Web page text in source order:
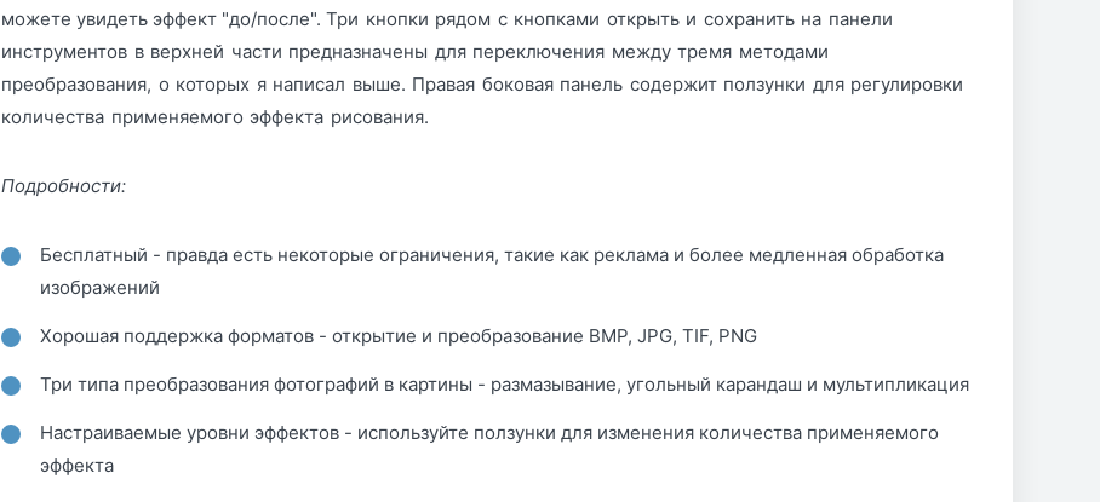
можете увидеть эффект "до/после". Три кнопки рядом с кнопками открыть и сохранить на панели
инструментов в верхней части предназначены для переключения между тремя методами
преобразования, о которых я написал выше. Правая боковая панель содержит ползунки для регулировки
количества применяемого эффекта рисования.
Подробности:
Бесплатный - правда есть некоторые ограничения, такие как реклама и более медленная обработка
изображений
Хорошая поддержка форматов - открытие и преобразование BMP, JPG, TIF, PNG
Три типа преобразования фотографий в картины - размазывание, угольный карандаш и мультипликация
Настраиваемые уровни эффектов - используйте ползунки для изменения количества применяемого
эффекта